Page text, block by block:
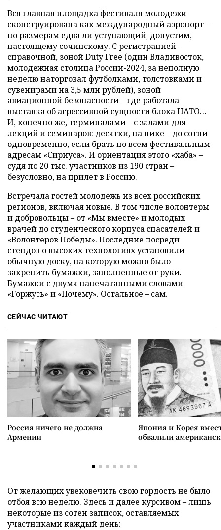
Вся главная площадка фестиваля молодежи
сконструирована как международный аэропорт –
по размерам едва ли уступающий, допустим,
настоящему сочинскому. С регистрацией-
справочной, зоной Duty Free (один Владивосток,
молодежная столица России-2024, за неполную
неделю наторговал футболками, толстовками и
сувенирами на 3,5 млн рублей), зоной
авиационной безопасности – где работала
выставка об агрессивной сущности блока НАТО…
И, конечно же, терминалами – с залами для
лекций и семинаров: десятки, на пике – до сотни
одновременно, если брать по всем фестивальным
адресам «Сириуса». И ориентация этого «хаба» –
судя по 20 тыс. участников из 190 стран –
безусловно, на прилет в Россию.
Встречала гостей молодежь из всех российских
регионов, включая новые. В том числе волонтеры
и добровольцы – от «Мы вместе» и молодых
врачей до студенческого корпуса спасателей и
«Волонтеров Победы». Последние посреди
стендов о высоких технологиях установили
обычную доску, на которую можно было
закрепить бумажки, заполненные от руки.
Бумажки с двумя напечатанными словами:
«Горжусь» и «Почему». Остальное – сам.
СЕЙЧАС ЧИТАЮТ
Россия ничего не должна
Армении
Япония и Корея
обвалили
От желающих увековечить свою гордость не было
отбоя всю неделю. Здесь и далее курсивом – лишь
некоторые из сотен записок, оставляемых
участниками каждый день: